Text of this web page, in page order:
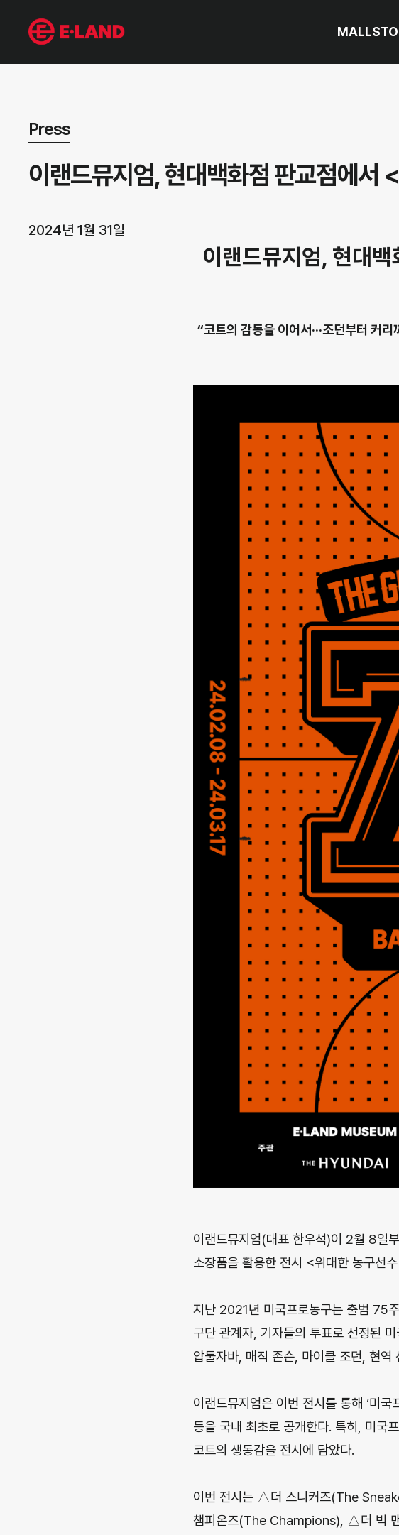
MALL
뉴스 상세보기
Press
이랜드뮤지엄, 현대백화점 판교점에서
2024년 1월 31일
이랜드뮤지엄, 현대
“코트의 감동을 이어서···조던부터 커
이랜드뮤지엄(대표 한우석)이 2월 8일
소장품을 활용한 전시 <위대한 농구선
지난 2021년 미국프로농구는 출범 75
구단 관계자, 기자들의 투표로 선정된
압둘자바, 매직 존슨, 마이클 조던, 현
이랜드뮤지엄은 이번 전시를 통해 ‘미
등을 국내 최초로 공개한다. 특히, 미국
코트의 생동감을 전시에 담았다.
이번 전시는 △더 스니커즈(The
챔피온즈(The Champions), △더 빅